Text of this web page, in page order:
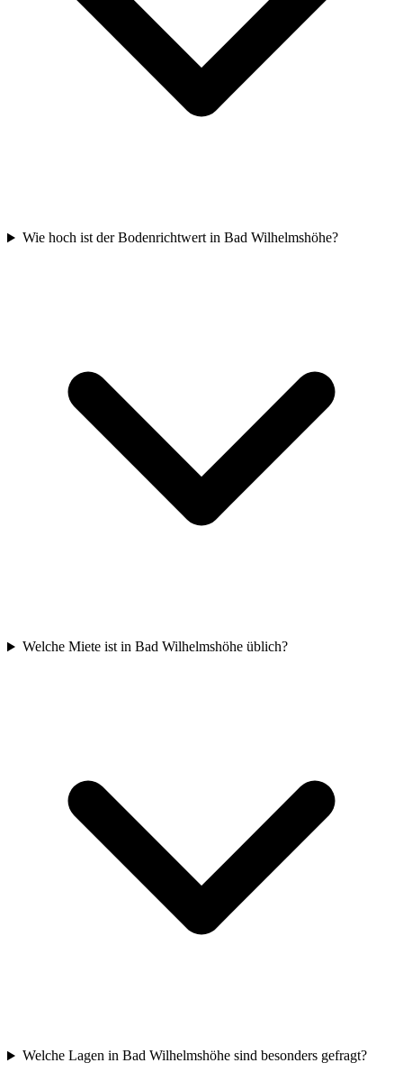
Wie hoch ist der Bodenrichtwert in Bad Wilhelmshöhe?
Welche Miete ist in Bad Wilhelmshöhe üblich?
Welche Lagen in Bad Wilhelmshöhe sind besonders gefragt?